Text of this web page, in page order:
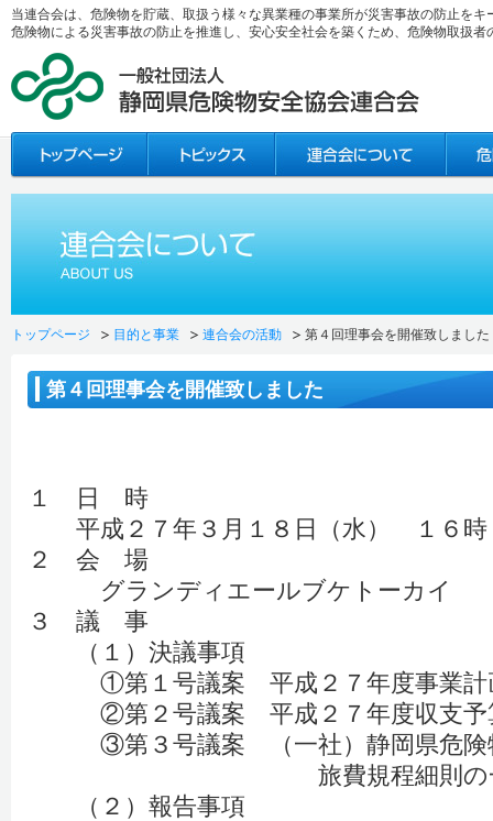
当連合会は、危険物を貯蔵、取扱う様々な異業種の事業所が災害事故の防止を
危険物による災害事故の防止を推進し、安心安全社会を築くため、危険物取扱
トップページ 目的と事業 連合会の活動 第４回理事会を開催致しました
第４回理事会を開催致しました
１ 日 時
平成２７年３月１８日（水） １６時
２ 会 場
グランディエールブケトーカイ
３ 議 事
（１）決議事項
①第１号議案 平成２７年度事業計
②第２号議案 平成２７年度収支予
③第３号議案 （一社）静岡県危険
旅費規程細則の一部改
（２）報告事項